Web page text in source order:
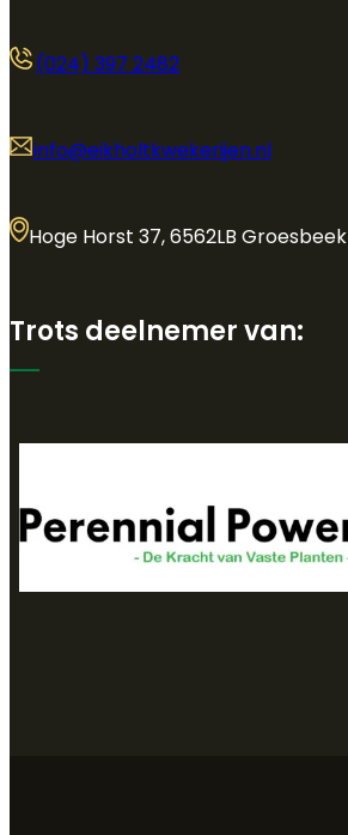
(024) 397 2482
info@eikholtkwekerijen.nl
Hoge Horst 37, 6562LB Groesbeek
Trots deelnemer van: